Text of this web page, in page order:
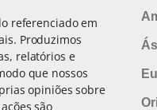
referenciado em
Produzimos
relatórios e
que nossos
opiniões sobre
são